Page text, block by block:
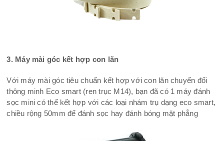
3. Máy mài góc kết hợp con lăn
Với máy mài góc tiêu chuẩn kết hợp với con lăn chuyển đổi
thông minh Eco smart (ren trục M14), bạn đã có 1 máy đánh
sọc mini có thể kết hợp với các loại nhám trụ dạng eco smart,
chiều rộng 50mm để đánh sọc hay đánh bóng mặt phẳng